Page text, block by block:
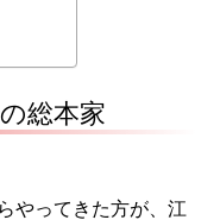
総本家
やってきた方が、江